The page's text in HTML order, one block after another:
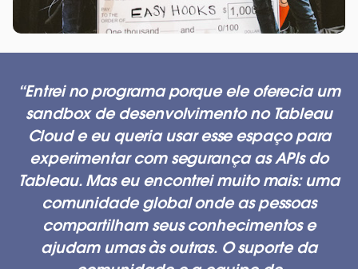
Entrei no programa porque ele oferecia um
sandbox de desenvolvimento no Tableau
Cloud e eu queria usar esse espaço para
experimentar com segurança as APIs do
Tableau. Mas eu encontrei muito mais: uma
comunidade global onde as pessoas
compartilham seus conhecimentos e
ajudam umas às outras. O suporte da